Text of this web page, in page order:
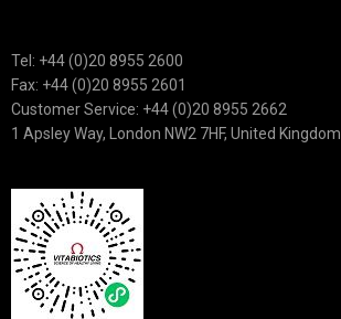
Tel: +44 (0)20 8955 2600
Fax: +44 (0)20 8955 2601
Customer Service: +44 (0)20 8955 2662
1 Apsley Way, London NW2 7HF, United Kingdom